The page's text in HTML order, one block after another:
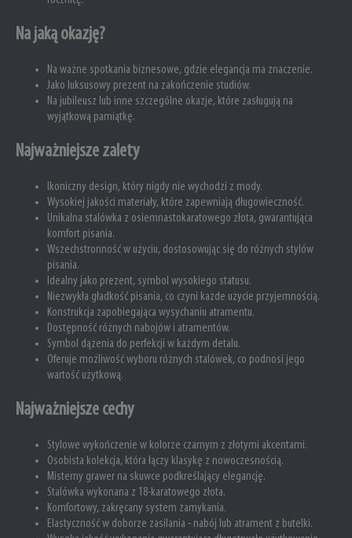
Na jaką okazję?
Na ważne spotkania biznesowe, gdzie elegancja ma znaczenie.
Jako luksusowy prezent na zakończenie studiów.
Na jubileusz lub inne szczególne okazje, które zasługują na
wyjątkową pamiątkę.
Najważniejsze zalety
Ikoniczny design, który nigdy nie wychodzi z mody.
Wysokiej jakości materiały, które zapewniają długowieczność.
Unikalna stalówka z osiemnastokaratowego złota, gwarantująca
komfort pisania.
Wszechstronność w użyciu, dostosowując się do różnych stylów
pisania.
Idealny jako prezent, symbol wysokiego statusu.
Niezwykła gładkość pisania, co czyni każde użycie przyjemnością.
Konstrukcja zapobiegająca wysychaniu atramentu.
Dostępność różnych nabojów i atramentów.
Symbol dążenia do perfekcji w każdym detalu.
Oferuje możliwość wyboru różnych stalówek, co podnosi jego
wartość użytkową.
Najważniejsze cechy
Stylowe wykończenie w kolorze czarnym z złotymi akcentami.
Osobista kolekcja, która łączy klasykę z nowoczesnością.
Misterny grawer na skuwce podkreślający elegancję.
Stalówka wykonana z 18-karatowego złota.
Komfortowy, zakręcany system zamykania.
Elastyczność w doborze zasilania - nabój lub atrament z butelki.